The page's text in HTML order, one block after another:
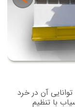
آن در خرد
با تنظیم